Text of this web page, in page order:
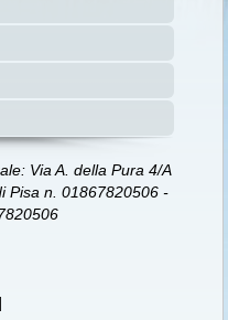
Via A. della Pura 4/A
Pisa n. 01867820506 -